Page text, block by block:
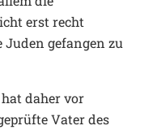
erst recht
gefangen zu
daher vor
Vater des